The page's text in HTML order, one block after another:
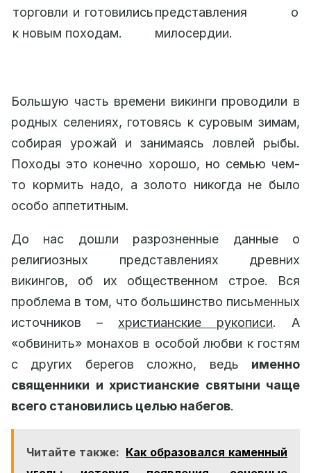
торговли и готовились
к новым походам.
представления о
милосердии.
Большую часть времени викинги проводили в
родных селениях, готовясь к суровым зимам,
собирая урожай и занимаясь ловлей рыбы.
Походы это конечно хорошо, но семью чем-
то кормить надо, а золото никогда не было
особо аппетитным.
До нас дошли разрозненные данные о
религиозных представлениях древних
викингов, об их общественном строе. Вся
проблема в том, что большинство письменных
источников – христианские рукописи. А
«обвинить» монахов в особой любви к гостям
с других берегов сложно, ведь именно
священники и христианские святыни чаще
всего становились целью набегов.
Читайте также: Как образовался каменный